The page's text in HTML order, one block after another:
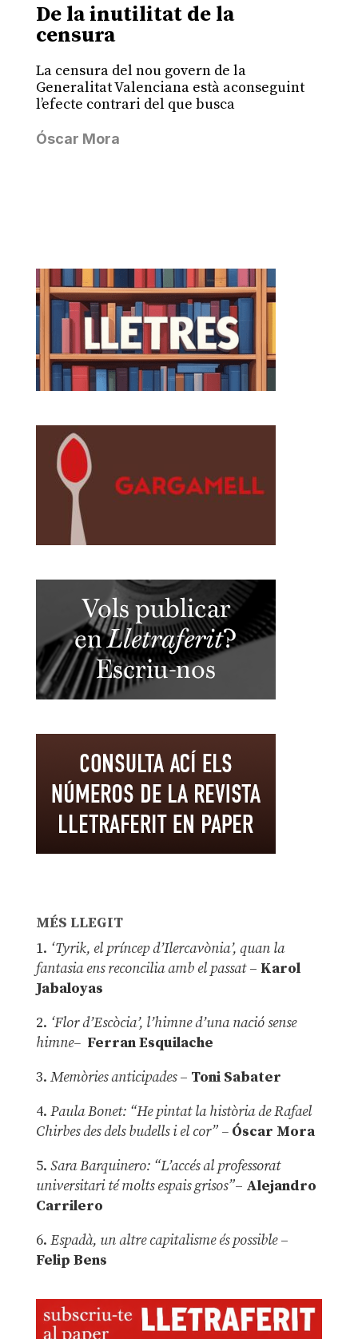
De la inutilitat de la
censura
La censura del nou govern de la
Generalitat Valenciana està aconseguint
l’efecte contrari del que busca
Óscar Mora
MÉS LLEGIT
1. ‘Tyrik, el príncep d’Ilercavònia’, quan la
fantasia ens reconcilia amb el passat– Karol
Jabaloyas
2. ‘Flor d’Escòcia’, l’himne d’una nació sense
himne– Ferran Esquilache
3. Memòries anticipades– Toni Sabater
4. Paula Bonet: “He pintat la història de Rafael
Chirbes des dels budells i el cor” –Óscar Mora
5. Sara Barquinero: “L’accés al professorat
universitari té molts espais grisos”– Alejandro
Carrilero
6. Espadà, un altre capitalisme és possible –
Felip Bens